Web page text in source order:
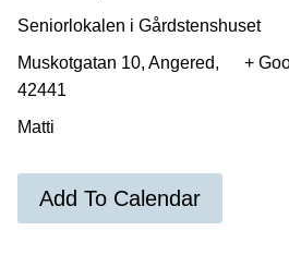
Seniorlokalen i Gårdstenshuset
Muskotgatan 10, Angered,
42441
+
Matti
Add To Calendar